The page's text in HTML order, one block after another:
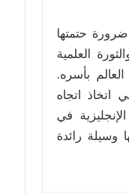
ضرورة حتمتها
العلمية
بأسره.
اتجاه
في
وسيلة رائدة